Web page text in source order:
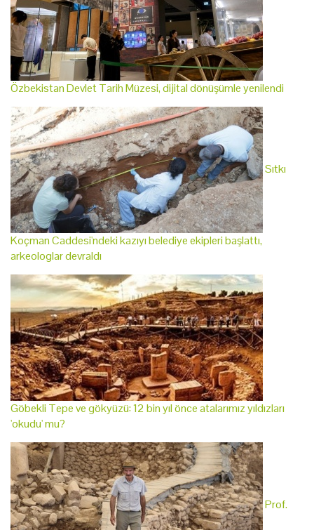
Özbekistan Devlet Tarih Müzesi, dijital dönüşümle yenilendi
Sıtkı
Koçman Caddesi'ndeki kazıyı belediye ekipleri başlattı,
arkeologlar devraldı
Göbekli Tepe ve gökyüzü: 12 bin yıl önce atalarımız yıldızları
'okudu' mu?
Prof.